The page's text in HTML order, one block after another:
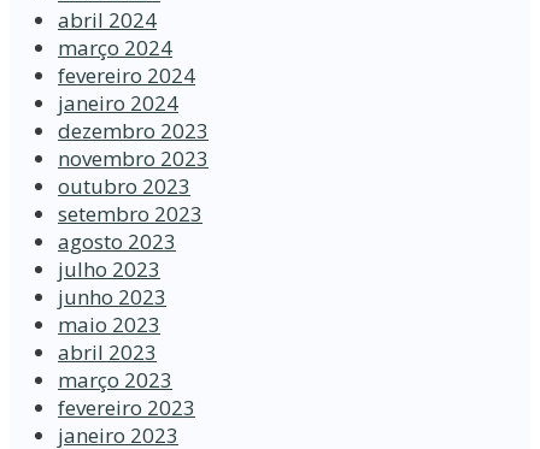
abril 2024
março 2024
fevereiro 2024
janeiro 2024
dezembro 2023
novembro 2023
outubro 2023
setembro 2023
agosto 2023
julho 2023
junho 2023
maio 2023
abril 2023
março 2023
fevereiro 2023
janeiro 2023